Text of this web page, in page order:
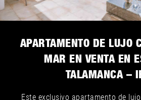
APARTAMENTO DE LUJO
MAR EN VENTA EN
TALAMANCA –
Este exclusivo apartamento de